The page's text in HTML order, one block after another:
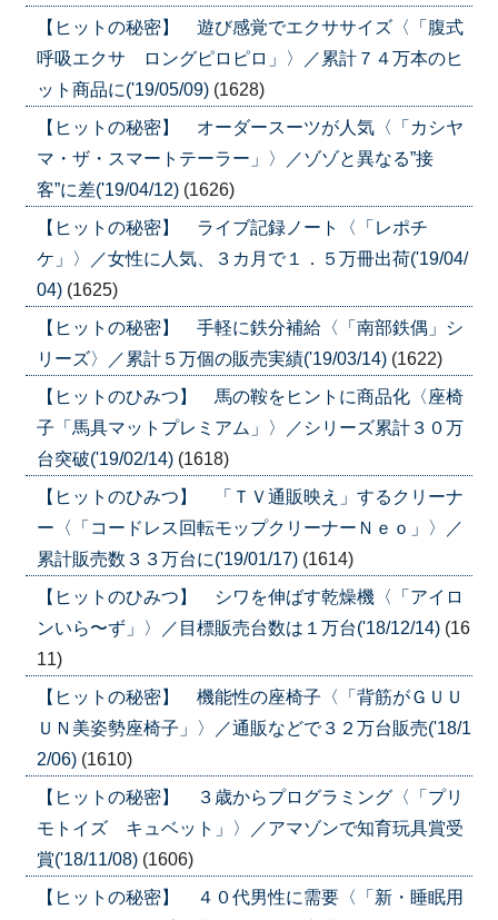
【ヒットの秘密】 遊び感覚でエクササイズ〈「腹式
呼吸エクサ ロングピロピロ」〉／累計７４万本のヒ
ット商品に('19/05/09) (1628)
【ヒットの秘密】 オーダースーツが人気〈「カシヤ
マ・ザ・スマートテーラー」〉／ゾゾと異なる”接
客”に差('19/04/12) (1626)
【ヒットの秘密】 ライブ記録ノート〈「レポチ
ケ」〉／女性に人気、３カ月で１．５万冊出荷('19/04/
04) (1625)
【ヒットの秘密】 手軽に鉄分補給〈「南部鉄偶」シ
リーズ〉／累計５万個の販売実績('19/03/14) (1622)
【ヒットのひみつ】 馬の鞍をヒントに商品化〈座椅
子「馬具マットプレミアム」〉／シリーズ累計３０万
台突破('19/02/14) (1618)
【ヒットのひみつ】 「ＴＶ通販映え」するクリーナ
ー〈「コードレス回転モップクリーナーＮｅｏ」〉／
累計販売数３３万台に('19/01/17) (1614)
【ヒットのひみつ】 シワを伸ばす乾燥機〈「アイロ
ンいら〜ず」〉／目標販売台数は１万台('18/12/14) (16
11)
【ヒットの秘密】 機能性の座椅子〈「背筋がＧＵＵ
ＵＮ美姿勢座椅子」〉／通販などで３２万台販売('18/1
2/06) (1610)
【ヒットの秘密】 ３歳からプログラミング〈「プリ
モトイズ キュベット」〉／アマゾンで知育玩具賞受
賞('18/11/08) (1606)
【ヒットの秘密】 ４０代男性に需要〈「新・睡眠用